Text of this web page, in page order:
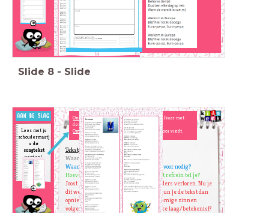
Slide 8 - Slide
Tekstgerichte vragen:
Waar blijft Joost totdat ‘ie doodgaat?
Waar heeft Joost gelukkig geen visum voor nodig?
Hoeveel coupletten en hoeveel keer het refrein tel je?
Joost Klein is op jonge leeftijd beide ouders verloren. Nu je
dit weet (en misschien wist je het al), kun je de tekst dan
opnieuw lezen en opschrijven wat sommige zinnen
volgens jou betekenen (wat is de diepere laag/betekenis)?
Lees met je
schoudermaatj
ede
songtekst
verder!
Onderstreepde woorden die rijmen op elkaar met
dezelfde kleur.
Omcirkelde woorden en zinnen die je mooi vindt.